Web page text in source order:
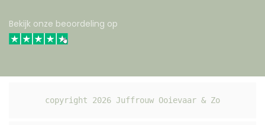
Bekijk onze beoordeling op
copyright 2026 Juffrouw Ooievaar & Zo